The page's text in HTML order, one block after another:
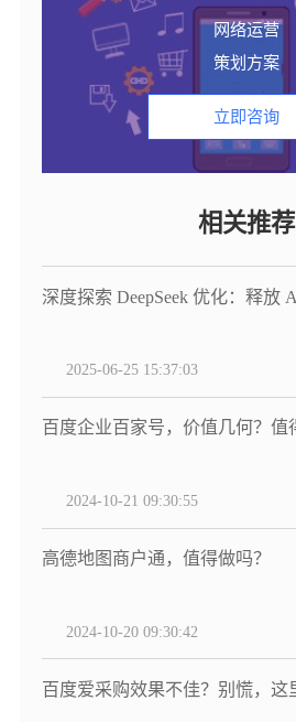
网络运营
策划方案
立即咨询
相关推荐
深度探索 DeepSeek 优化：释放
2025-06-25 15:37:03
百度企业百家号，价值几何？值
2024-10-21 09:30:55
高德地图商户通，值得做吗？
2024-10-20 09:30:42
百度爱采购效果不佳？别慌，这